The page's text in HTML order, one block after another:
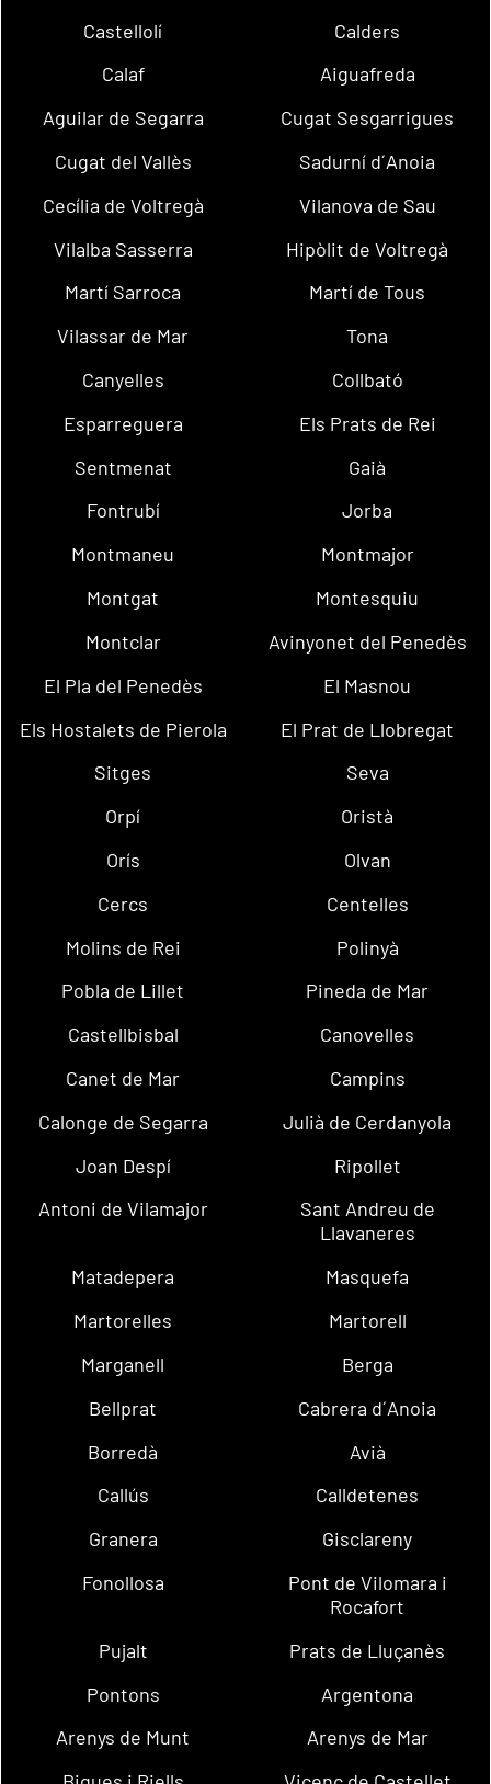
Castellolí
Calders
Calaf
Aiguafreda
Aguilar de Segarra
Cugat Sesgarrigues
Cugat del Vallès
Sadurní d´Anoia
Cecília de Voltregà
Vilanova de Sau
Vilalba Sasserra
Hipòlit de Voltregà
Martí Sarroca
Martí de Tous
Vilassar de Mar
Tona
Canyelles
Collbató
Esparreguera
Els Prats de Rei
Sentmenat
Gaià
Fontrubí
Jorba
Montmaneu
Montmajor
Montgat
Montesquiu
Montclar
Avinyonet del Penedès
El Pla del Penedès
El Masnou
Els Hostalets de Pierola
El Prat de Llobregat
Sitges
Seva
Orpí
Oristà
Orís
Olvan
Cercs
Centelles
Molins de Rei
Polinyà
Pobla de Lillet
Pineda de Mar
Castellbisbal
Canovelles
Canet de Mar
Campins
Calonge de Segarra
Julià de Cerdanyola
Joan Despí
Ripollet
Antoni de Vilamajor
Sant Andreu de
Llavaneres
Matadepera
Masquefa
Martorelles
Martorell
Marganell
Berga
Bellprat
Cabrera d´Anoia
Borredà
Avià
Callús
Calldetenes
Granera
Gisclareny
Fonollosa
Pont de Vilomara i
Rocafort
Pujalt
Prats de Lluçanès
Pontons
Argentona
Arenys de Munt
Arenys de Mar